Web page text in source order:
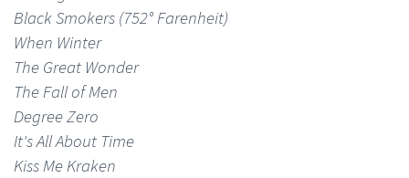
Black Smokers (752° Farenheit)
When Winter
The Great Wonder
The Fall of Men
Degree Zero
It's All About Time
Kiss Me Kraken